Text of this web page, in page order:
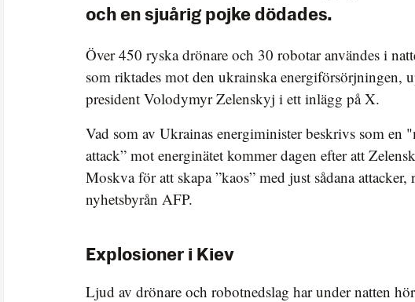
och en sjuårig pojke dödades.
Över 450 ryska drönare och 30 robotar användes i
som riktades mot den ukrainska energiförsörjningen,
president Volodymyr Zelenskyj i ett inlägg på X.
Vad som av Ukrainas energiminister beskrivs som en
attack” mot energinätet kommer dagen efter att
Moskva för att skapa ”kaos” med just sådana attacker,
nyhetsbyrån AFP.
Explosioner i Kiev
Ljud av drönare och robotnedslag har under natten